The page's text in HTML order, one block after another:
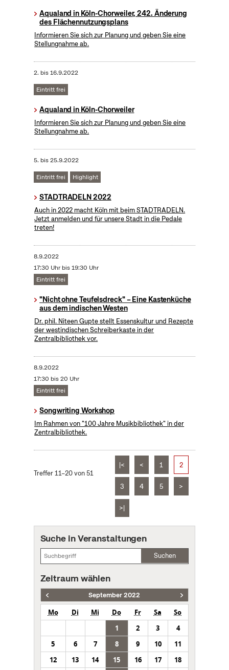
Aqualand in Köln-Chorweiler, 242. Änderung
des Flächennutzungsplans
Informieren Sie sich zur Planung und geben Sie eine
Stellungnahme ab.
2. bis16.9.2022
Eintritt frei
Aqualand in Köln-Chorweiler
Informieren Sie sich zur Planung und geben Sie eine
Stellungnahme ab.
5. bis25.9.2022
Eintritt frei Highlight
STADTRADELN 2022
Auch in 2022 macht Köln mit beim STADTRADELN.
Jetzt anmelden und für unsere Stadt in die Pedale
treten!
8.9.2022
17:30 Uhr bis 19:30 Uhr
Eintritt frei
"Nicht ohne Teufelsdreck" – Eine Kastenküche
aus dem indischen Westen
Dr. phil. Niteen Gupte stellt Essenskultur und Rezepte
der westindischen Schreiberkaste in der
Zentralbibliothek vor.
8.9.2022
17:30 bis 20 Uhr
Eintritt frei
Songwriting Workshop
Im Rahmen von "100 Jahre Musikbibliothek" in der
Zentralbibliothek.
Treffer 11–20 von 51
|< < 1 2
3 4 5 >
>|
Suche in Veranstaltungen
Suchen
Zeitraum wählen
September 2022
Mo Di Mi Do Fr Sa
So
1
2 3
4
5
6 7 8 9 10
11
12
13 14 15 16 17
18